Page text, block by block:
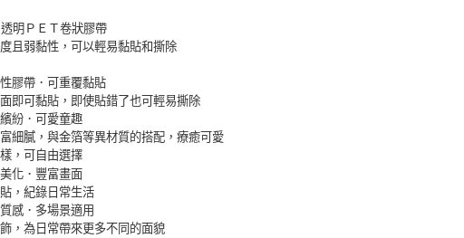
明ＰＥＴ卷狀膠帶
且弱黏性，可以輕易黏貼和撕除
膠帶．可重覆黏貼
即可黏貼，即使貼錯了也可輕易撕除
紛．可愛童趣
細膩，與金箔等異材質的搭配，療癒可愛
，可自由選擇
化．豐富畫面
，紀錄日常生活
感．多場景適用
，為日常帶來更多不同的面貌